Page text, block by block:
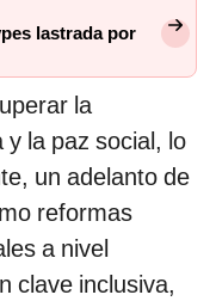
lastrada por
la
la paz social, lo
un adelanto de
reformas
a nivel
clave inclusiva,